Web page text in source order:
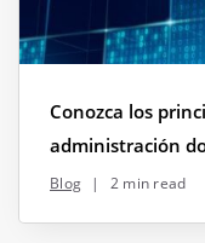
Conozca los
administración
Blog | 2 min read